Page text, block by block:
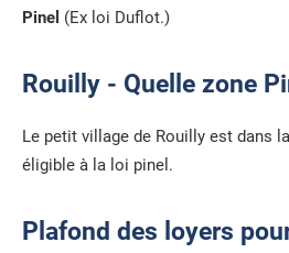
Pinel (Ex loi Duflot.)
Rouilly - Quelle zone
Le petit village de Rouilly est dans la
éligible à la loi pinel.
Plafond des loyers